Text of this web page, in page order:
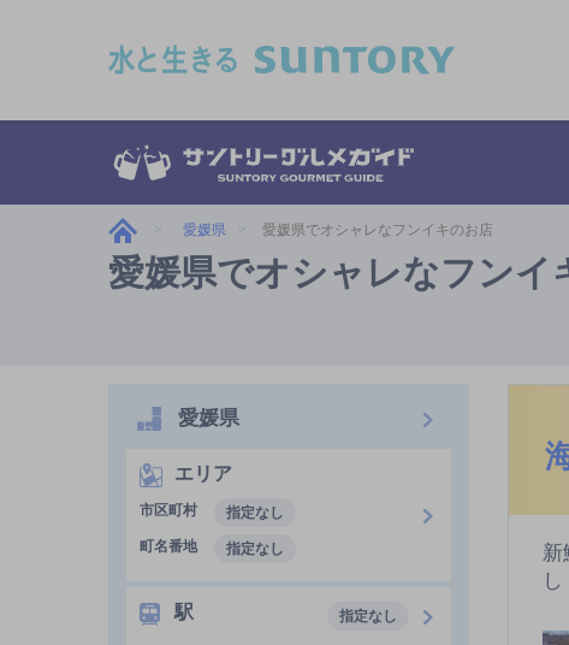
愛媛県 愛媛県でオシャレなフンイキのお店
愛媛県でオシャレなフンイ
新
愛媛県
エリア
市区町村
指定なし
町名番地
指定なし
駅 指定なし